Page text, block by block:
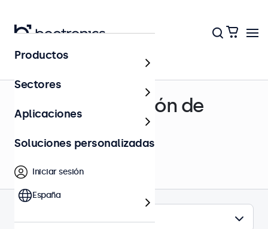
Soporte y solución de
Productos
Sectores
Aplicaciones
Soluciones personalizadas
Iniciar sesión
España